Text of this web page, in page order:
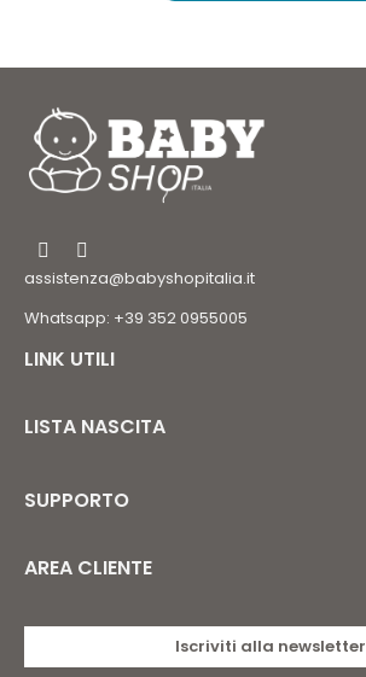
assistenza@babyshopitalia.it
Whatsapp: +39 352 0955005
LINK UTILI
LISTA NASCITA
SUPPORTO
AREA CLIENTE
Iscriviti alla newsletter